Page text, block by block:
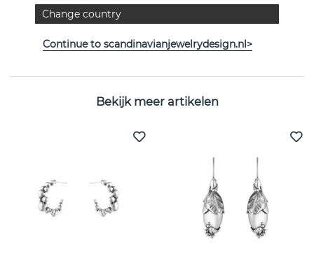
Collectie: OFFSPRING
Breedte: 13,5 mm
Bekijk meer artikelen
Change country
Continue to scandinavianjewelrydesign.nl>